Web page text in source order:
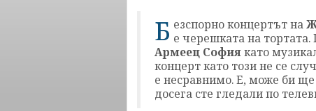
Б езспорно концертът на
е черешката на
Армеец Софиякато
концерт като този не се
е несравнимо. Е, може би ще
досега сте гледали по